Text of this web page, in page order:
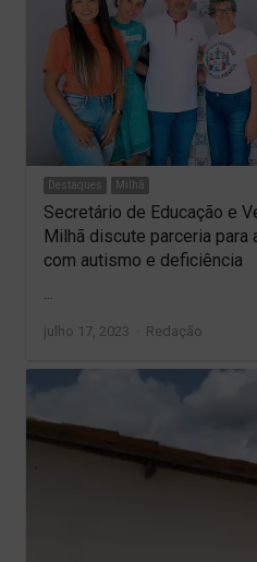
Destaques Milhã
Secretário de Educação e
Milhã discute parceria
com autismo e deficiência
…
julho 17, 2023 Author
Redação